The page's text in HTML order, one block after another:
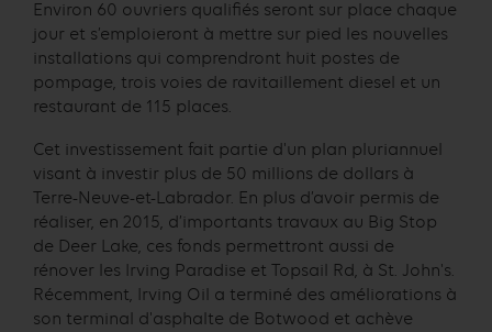
Environ 60 ouvriers qualifiés seront sur place chaque
jour et s’emploieront à mettre sur pied les nouvelles
installations qui comprendront huit postes de
pompage, trois voies de ravitaillement diesel et un
restaurant de 115 places.
Cet investissement fait partie d'un plan pluriannuel
visant à investir plus de 50 millions de dollars à
Terre-Neuve-et-Labrador. En plus d’avoir permis de
réaliser, en 2015, d’importants travaux au Big Stop
de Deer Lake, ces fonds permettront aussi de
rénover les Irving Paradise et Topsail Rd, à St. John's.
Récemment, Irving Oil a terminé des améliorations à
son terminal d'asphalte de Botwood et achève